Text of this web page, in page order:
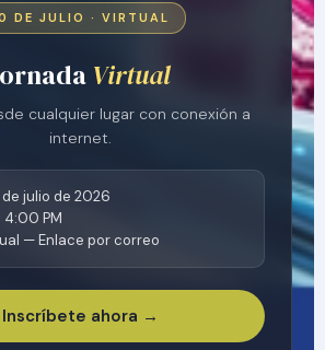
DE JULIO · VIRTUAL
Virtual
cualquier lugar con conexión a
internet.
julio de 2026
PM
— Enlace por correo
Inscríbete ahora →